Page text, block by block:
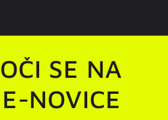
SE NA
NOVICE